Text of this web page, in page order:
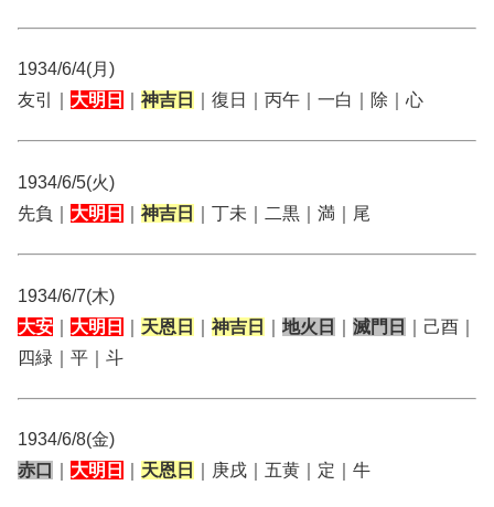
1934/6/4(月)
友引｜ 大明日 神吉日 ｜復日｜丙午｜一白｜除｜心
1934/6/5(火)
先負｜ 大明日 神吉日 ｜丁未｜二黒｜満｜尾
1934/6/7(木)
大安
大明日 天恩日 神吉日 地火日 滅門日
｜己酉｜
四緑｜平｜斗
1934/6/8(金)
赤口
大明日 天恩日 ｜庚戌｜五黄｜定｜牛